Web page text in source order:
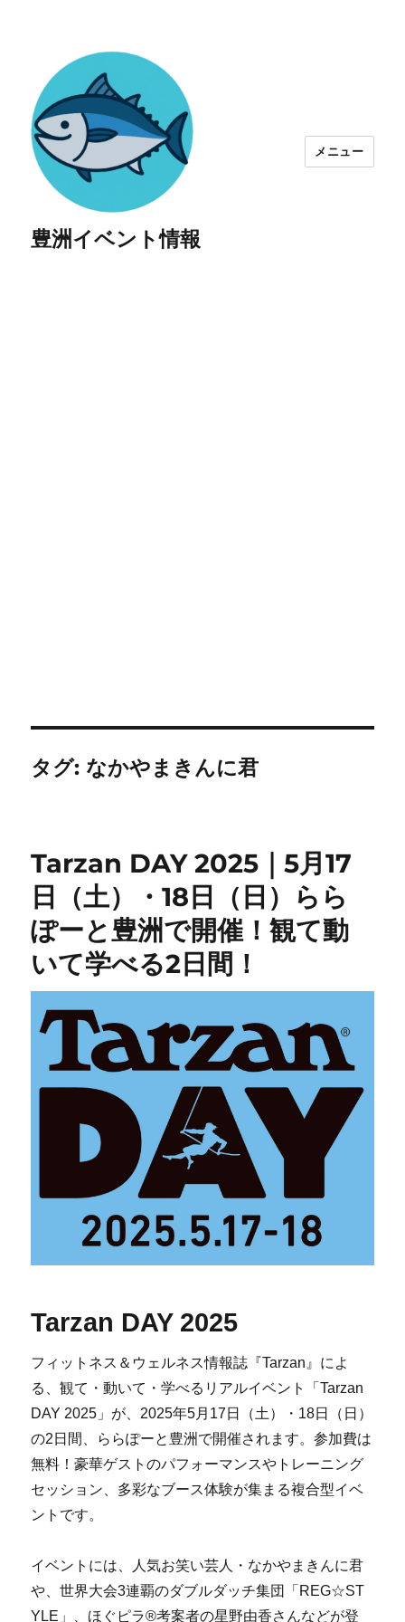
豊洲イベント情報
メニュー
タグ: なかやまきんに君
Tarzan DAY 2025｜5月17
日（土）・18日（日）らら
ぽーと豊洲で開催！観て動
いて学べる2日間！
Tarzan DAY 2025
フィットネス＆ウェルネス情報誌『Tarzan』によ
る、観て・動いて・学べるリアルイベント「Tarzan
DAY 2025」が、2025年5月17日（土）・18日（日）
の2日間、ららぽーと豊洲で開催されます。参加費は
無料！豪華ゲストのパフォーマンスやトレーニング
セッション、多彩なブース体験が集まる複合型イベ
ントです。
イベントには、人気お笑い芸人・なかやまきんに君
や、世界大会3連覇のダブルダッチ集団「REG☆ST
YLE」、ほぐピラ®考案者の星野由香さんなどが登